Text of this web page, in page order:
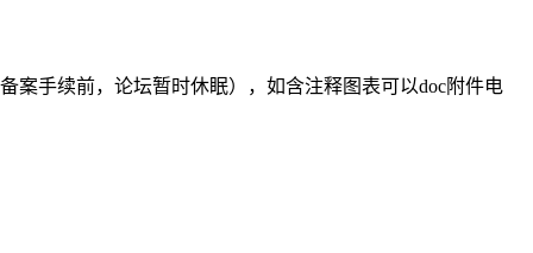
案手续前，论坛暂时休眠），如含注释图表可以doc附件电